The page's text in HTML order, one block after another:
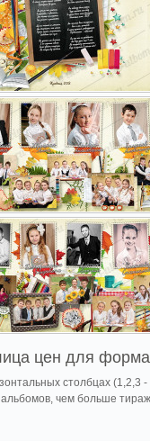
цен для
столбцах (1,2,3
чем больше